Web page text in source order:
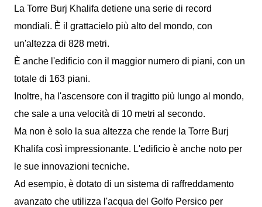
La Torre Burj Khalifa detiene una serie di record
mondiali. È il grattacielo più alto del mondo, con
un'altezza di 828 metri.
È anche l'edificio con il maggior numero di piani, con un
totale di 163 piani.
Inoltre, ha l'ascensore con il tragitto più lungo al mondo,
che sale a una velocità di 10 metri al secondo.
Ma non è solo la sua altezza che rende la Torre Burj
Khalifa così impressionante. L'edificio è anche noto per
le sue innovazioni tecniche.
Ad esempio, è dotato di un sistema di raffreddamento
avanzato che utilizza l'acqua del Golfo Persico per